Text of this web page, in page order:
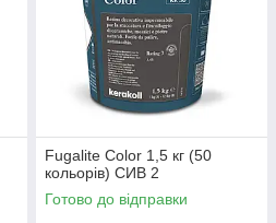
Fugalite Color 1,5 кг (50
кольорів) СИВ 2
Готово до відправки